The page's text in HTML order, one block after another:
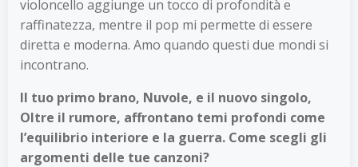
violoncello aggiunge un tocco di profondità e
raffinatezza, mentre il pop mi permette di essere
diretta e moderna. Amo quando questi due mondi si
incontrano.
Il tuo primo brano, Nuvole, e il nuovo singolo,
Oltre il rumore, affrontano temi profondi come
l’equilibrio interiore e la guerra. Come scegli gli
argomenti delle tue canzoni?